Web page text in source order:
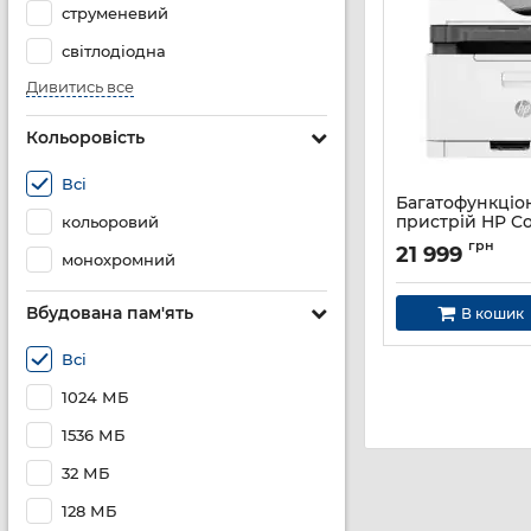
струменевий
світлодіодна
Дивитись все
Кольоровість
Всі
кольоровий
монохромний
Вбудована пам'ять
Всі
1024 МБ
1536 МБ
32 МБ
128 МБ
пристрій HP
179fnw с Wi-Fi
Артикул: 4ZB97A
21 999 грн
В кошик